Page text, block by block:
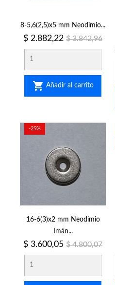
8-5,6(2,5)x5 mm Neodimio...
Precio
$ 2.882,22 Precio
regular
$ 3.842,96
 Añadir al carrito
16-6(3)x2 mm Neodimio
Imán...
Precio
$ 3.600,05 Precio
regular
$ 4.800,07
-25%